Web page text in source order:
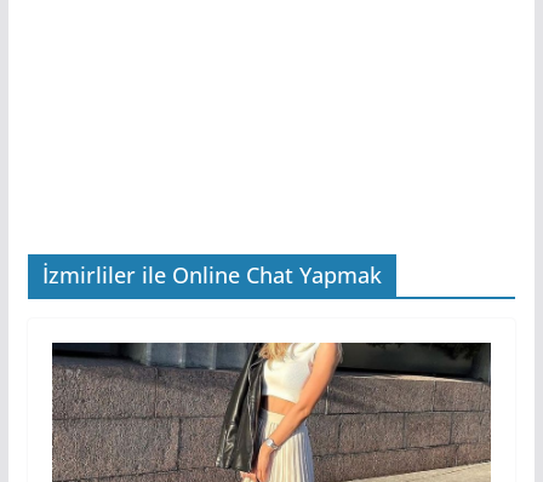
İzmirliler ile Online Chat Yapmak